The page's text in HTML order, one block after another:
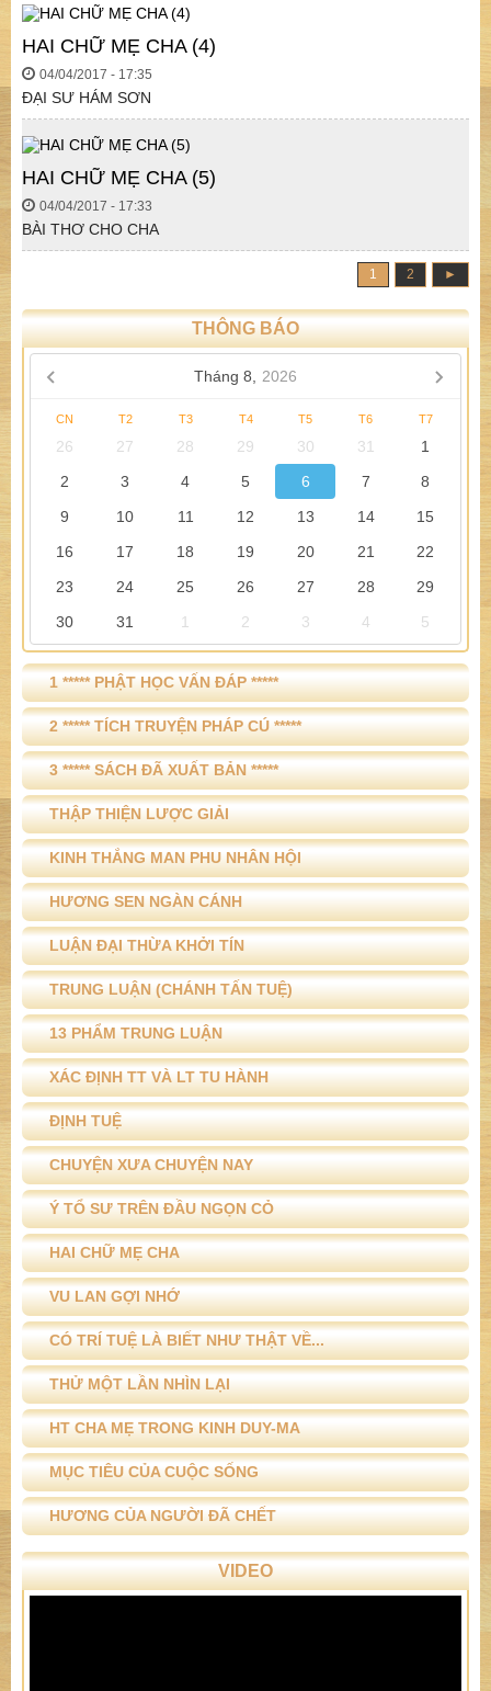
HAI CHỮ MẸ CHA (4)
04/04/2017 - 17:35
ĐẠI SƯ HÁM SƠN
HAI CHỮ MẸ CHA (5)
04/04/2017 - 17:33
BÀI THƠ CHO CHA
1 2 ►
THÔNG BÁO
Tháng 8, 2026
CN T2 T3 T4 T5 T6 T7
26 27 28 29 30 31
1
2
3 4 5 6 7
8
9
10 11 12 13 14
15
16
17 18 19 20 21
22
23
24 25 26 27 28
29
30
31 1 2 3 4 5
1 ***** PHẬT HỌC VẤN ĐÁP *****
2 ***** TÍCH TRUYỆN PHÁP CÚ *****
3 ***** SÁCH ĐÃ XUẤT BẢN *****
THẬP THIỆN LƯỢC GIẢI
KINH THẮNG MAN PHU NHÂN HỘI
HƯƠNG SEN NGÀN CÁNH
LUẬN ĐẠI THỪA KHỞI TÍN
TRUNG LUẬN (CHÁNH TẤN TUỆ)
13 PHẨM TRUNG LUẬN
XÁC ĐỊNH TT VÀ LT TU HÀNH
ĐỊNH TUỆ
CHUYỆN XƯA CHUYỆN NAY
Ý TỔ SƯ TRÊN ĐẦU NGỌN CỎ
HAI CHỮ MẸ CHA
VU LAN GỢI NHỚ
CÓ TRÍ TUỆ LÀ BIẾT NHƯ THẬT VỀ...
THỬ MỘT LẦN NHÌN LẠI
HT CHA MẸ TRONG KINH DUY-MA
MỤC TIÊU CỦA CUỘC SỐNG
HƯƠNG CỦA NGƯỜI ĐÃ CHẾT
VIDEO